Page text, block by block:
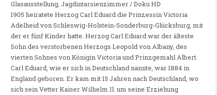
Glasausstellung, Jagdintarsienzimmer / Doku HD
1905 heiratete Herzog Carl Eduard die Prinzessin Victoria
Adelheid von Schleswig-Holstein-Sonderburg-Glücksburg, mit
der er fünf Kinder hatte. Herzog Carl Eduard war der älteste
Sohn des verstorbenen Herzogs Leopold von Albany, des
vierten Sohnes von Königin Victoria und Prinzgemahl Albert.
Carl Eduard, wie er sich in Deutschland nannte, war 1884 in
England geboren. Er kam mit 15 Jahren nach Deutschland, wo
sich sein Vetter Kaiser Wilhelm Il. um seine Erziehung